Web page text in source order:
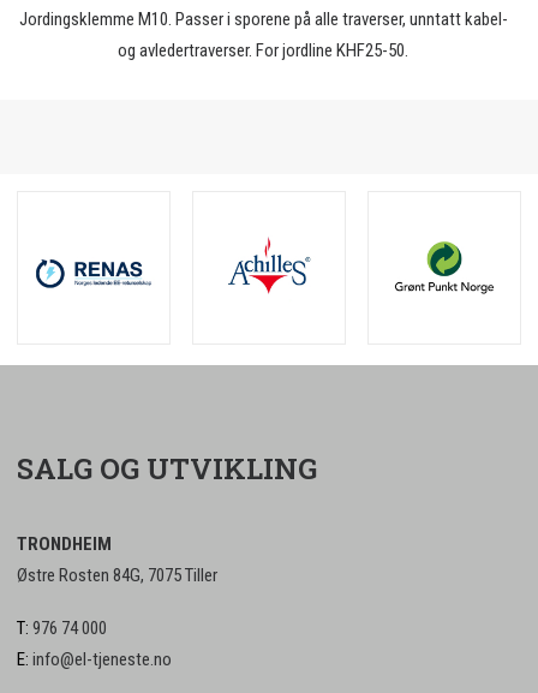
Jordingsklemme M10. Passer i sporene på alle traverser, unntatt kabel-
og avledertraverser. For jordline KHF25-50.
SALG OG UTVIKLING
TRONDHEIM
Østre Rosten 84G, 7075 Tiller
T: 976 74 000
E: info@el-tjeneste.no